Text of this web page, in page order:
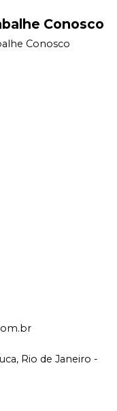
Conosco
Conosco
Rio de Janeiro -